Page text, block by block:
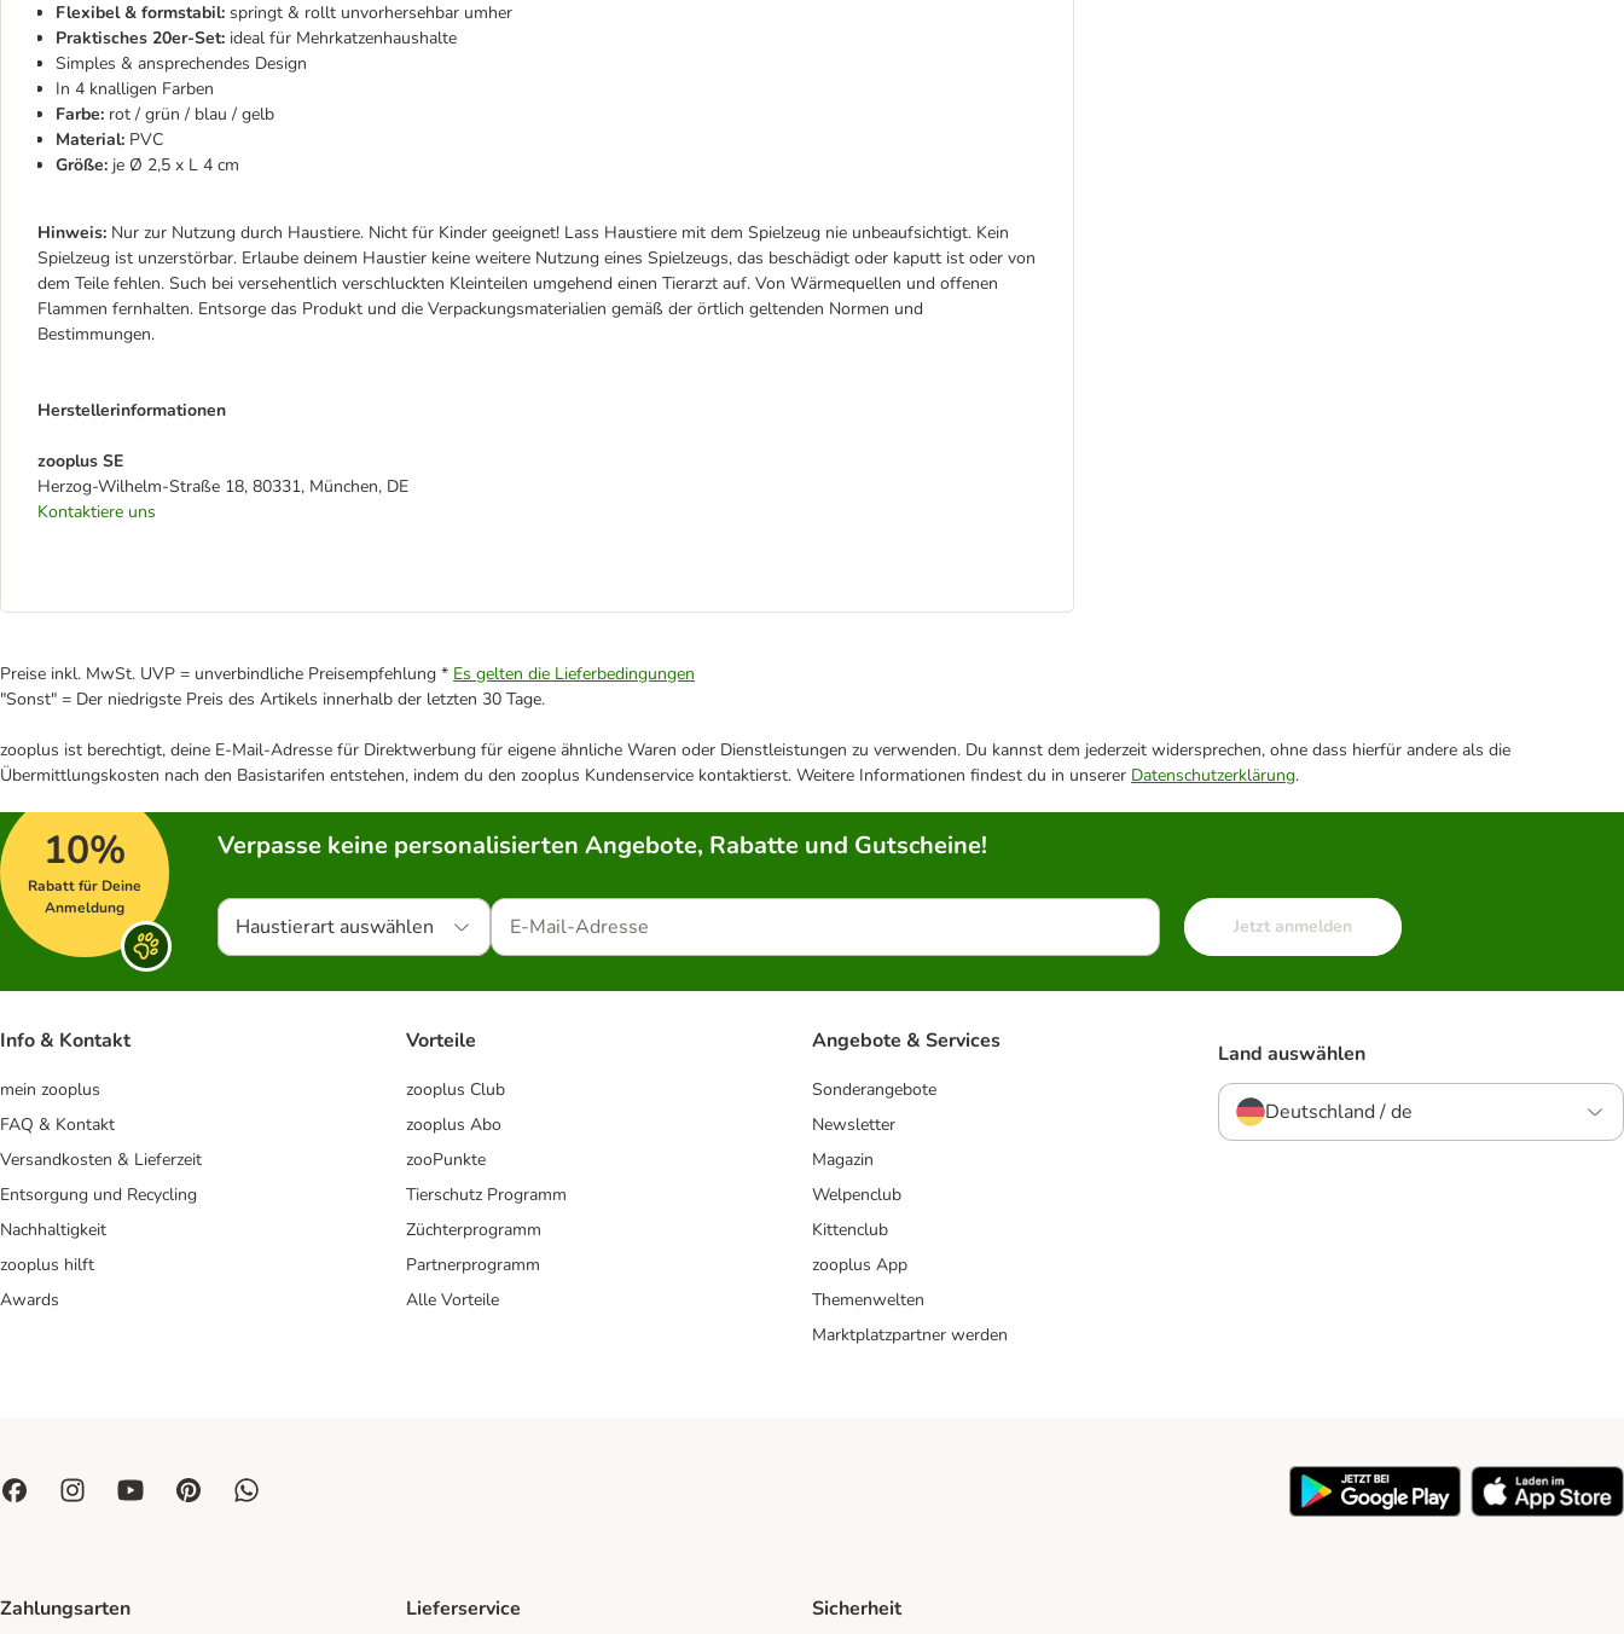
Flexibel & formstabil: springt & rollt unvorhersehbar umher
Praktisches 20er-Set: ideal für Mehrkatzenhaushalte
Simples & ansprechendes Design
In 4 knalligen Farben
Farbe: rot / grün / blau / gelb
Material: PVC
Größe: je Ø 2,5 x L 4 cm
Hinweis: Nur zur Nutzung durch Haustiere. Nicht für Kinder geeignet! Lass Haustiere mit dem Spielzeug nie unbeaufsichtigt. Kein
Spielzeug ist unzerstörbar. Erlaube deinem Haustier keine weitere Nutzung eines Spielzeugs, das beschädigt oder kaputt ist oder von
dem Teile fehlen. Such bei versehentlich verschluckten Kleinteilen umgehend einen Tierarzt auf. Von Wärmequellen und offenen
Flammen fernhalten. Entsorge das Produkt und die Verpackungsmaterialien gemäß der örtlich geltenden Normen und
Bestimmungen.
Herstellerinformationen
zooplus SE
Herzog-Wilhelm-Straße 18, 80331, München, DE
Kontaktiere uns
Preise inkl. MwSt. UVP = unverbindliche Preisempfehlung * Es gelten die Lieferbedingungen
"Sonst" = Der niedrigste Preis des Artikels innerhalb der letzten 30 Tage.
zooplus ist berechtigt, deine E-Mail-Adresse für Direktwerbung für eigene ähnliche Waren oder Dienstleistungen zu verwenden. Du kannst dem jederzeit widersprechen, ohne dass hierfür andere als die
Übermittlungskosten nach den Basistarifen entstehen, indem du den zooplus Kundenservice kontaktierst. Weitere Informationen findest du in unserer Datenschutzerklärung.
10%
Rabatt für Deine
Anmeldung
Verpasse keine personalisierten Angebote, Rabatte und Gutscheine!
Haustierart auswählen Jetzt anmelden
Info & Kontakt
mein zooplus
FAQ & Kontakt
Versandkosten & Lieferzeit
Entsorgung und Recycling
Nachhaltigkeit
zooplus hilft
Awards
Vorteile
zooplus Club
zooplus Abo
zooPunkte
Tierschutz Programm
Züchterprogramm
Partnerprogramm
Alle Vorteile
Angebote & Services
Sonderangebote
Newsletter
Magazin
Welpenclub
Kittenclub
zooplus App
Themenwelten
Marktplatzpartner werden
Land auswählen
Deutschland / de
Zahlungsarten Lieferservice Sicherheit